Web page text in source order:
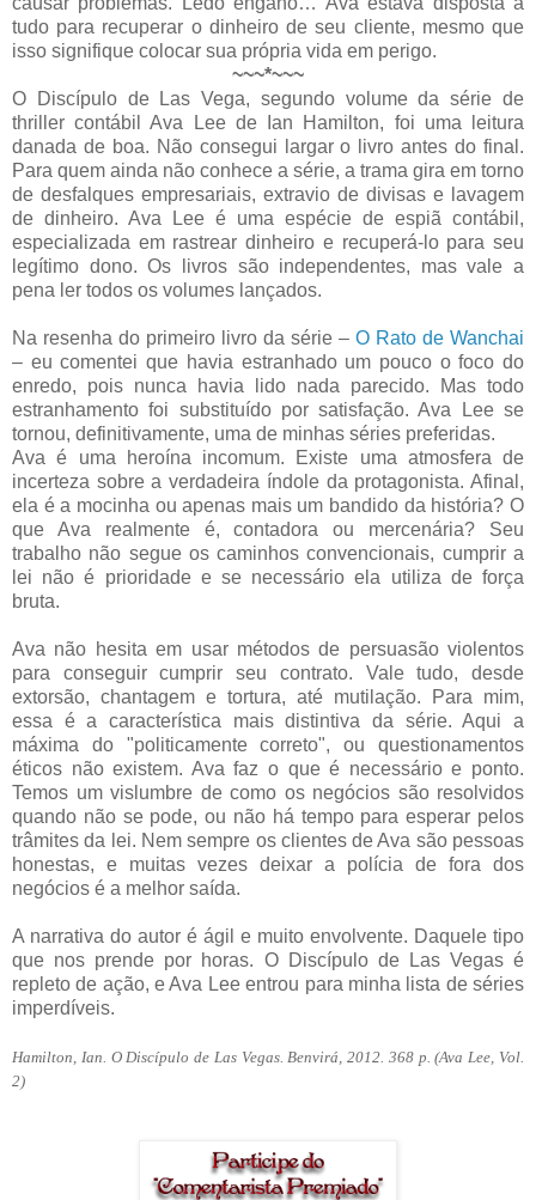
tudo para recuperar o dinheiro de seu cliente, mesmo que
isso signifique colocar sua própria vida em perigo.
~~~*~~~
O Discípulo de Las Vega, segundo volume da série de
thriller contábil Ava Lee de Ian Hamilton, foi uma leitura
danada de boa. Não consegui largar o livro antes do final.
Para quem ainda não conhece a série, a trama gira em torno
de desfalques empresariais, extravio de divisas e lavagem
de dinheiro. Ava Lee é uma espécie de espiã contábil,
especializada em rastrear dinheiro e recuperá-lo para seu
legítimo dono. Os livros são independentes, mas vale a
pena ler todos os volumes lançados.
Na resenha do primeiro livro da série – O Rato de Wanchai
– eu comentei que havia estranhado um pouco o foco do
enredo, pois nunca havia lido nada parecido. Mas todo
estranhamento foi substituído por satisfação. Ava Lee se
tornou, definitivamente, uma de minhas séries preferidas.
Ava é uma heroína incomum. Existe uma atmosfera de
incerteza sobre a verdadeira índole da protagonista. Afinal,
ela é a mocinha ou apenas mais um bandido da história? O
que Ava realmente é, contadora ou mercenária? Seu
trabalho não segue os caminhos convencionais, cumprir a
lei não é prioridade e se necessário ela utiliza de força
bruta.
Ava não hesita em usar métodos de persuasão violentos
para conseguir cumprir seu contrato. Vale tudo, desde
extorsão, chantagem e tortura, até mutilação. Para mim,
essa é a característica mais distintiva da série. Aqui a
máxima do "politicamente correto", ou questionamentos
éticos não existem. Ava faz o que é necessário e ponto.
Temos um vislumbre de como os negócios são resolvidos
quando não se pode, ou não há tempo para esperar pelos
trâmites da lei. Nem sempre os clientes de Ava são pessoas
honestas, e muitas vezes deixar a polícia de fora dos
negócios é a melhor saída.
A narrativa do autor é ágil e muito envolvente. Daquele tipo
que nos prende por horas. O Discípulo de Las Vegas é
repleto de ação, e Ava Lee entrou para minha lista de séries
imperdíveis.
Hamilton, Ian. O Discípulo de Las Vegas. Benvirá, 2012. 368 p. (Ava Lee, Vol.
2)